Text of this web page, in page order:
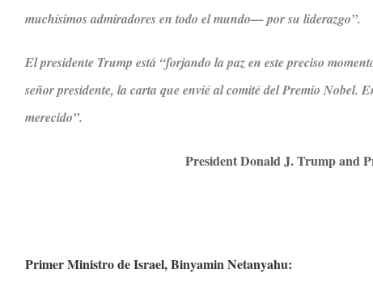
muchísimos admiradores en todo el mundo— por su liderazgo”.
El presidente Trump está “forjando la paz en este preciso
señor presidente, la carta que envié al comité del Premio Nobel.
merecido”.
President Donald J. Trump and
Primer Ministro de Israel, Binyamin Netanyahu: